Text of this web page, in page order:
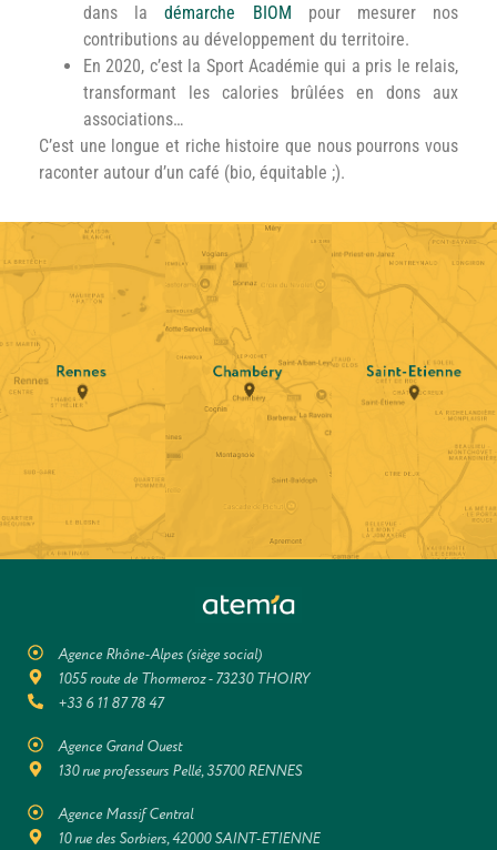
dans ladémarche BIOM pour mesurer nos
contributions au développement du territoire.
En 2020, c’est la Sport Académie qui a pris le relais,
transformant les calories brûlées en dons aux
associations…
C’est une longue et riche histoire que nous pourrons vous
raconter autour d’un café (bio, équitable ;).
Agence Rhône-Alpes (siège social)
1055 route de Thormeroz - 73230 THOIRY
+33 6 11 87 78 47
Agence Grand Ouest
130 rue professeurs Pellé, 35700 RENNES
Agence Massif Central
10 rue des Sorbiers, 42000 SAINT-ETIENNE